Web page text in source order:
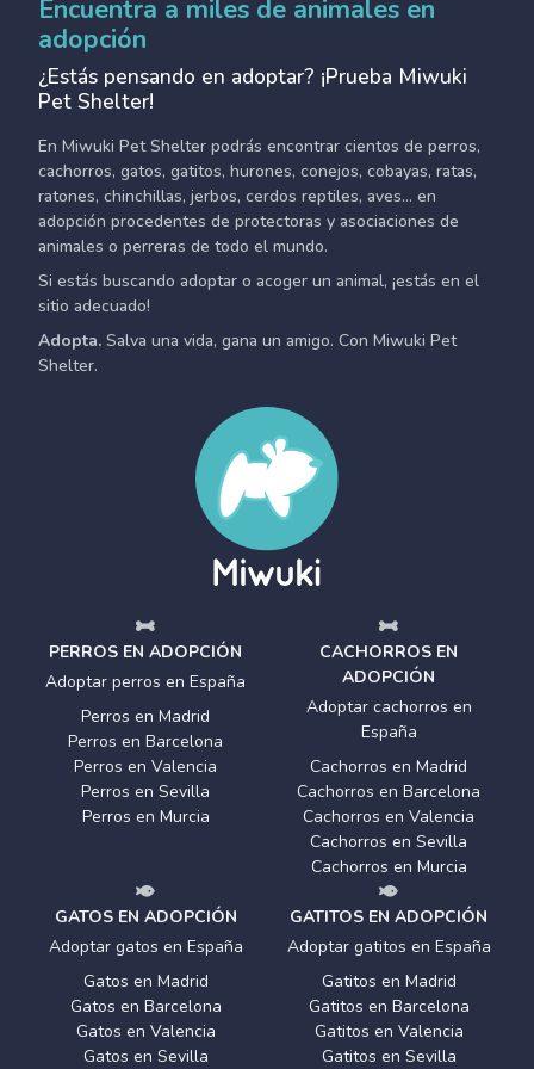
Encuentra a miles de animales en
adopción
¿Estás pensando en adoptar? ¡Prueba Miwuki
Pet Shelter!
En Miwuki Pet Shelter podrás encontrar cientos de perros,
cachorros, gatos, gatitos, hurones, conejos, cobayas, ratas,
ratones, chinchillas, jerbos, cerdos reptiles, aves... en
adopción procedentes de protectoras y asociaciones de
animales o perreras de todo el mundo.
Si estás buscando adoptar o acoger un animal, ¡estás en el
sitio adecuado!
Adopta. Salva una vida, gana un amigo. Con Miwuki Pet
Shelter.
PERROS EN ADOPCIÓN
Adoptar perros en España
Perros en Madrid
Perros en Barcelona
Perros en Valencia
Perros en Sevilla
Perros en Murcia
CACHORROS EN
ADOPCIÓN
Adoptar cachorros en
España
Cachorros en Madrid
Cachorros en Barcelona
Cachorros en Valencia
Cachorros en Sevilla
Cachorros en Murcia
GATOS EN ADOPCIÓN
Adoptar gatos en España
Gatos en Madrid
Gatos en Barcelona
Gatos en Valencia
Gatos en Sevilla
GATITOS EN ADOPCIÓN
Adoptar gatitos en España
Gatitos en Madrid
Gatitos en Barcelona
Gatitos en Valencia
Gatitos en Sevilla